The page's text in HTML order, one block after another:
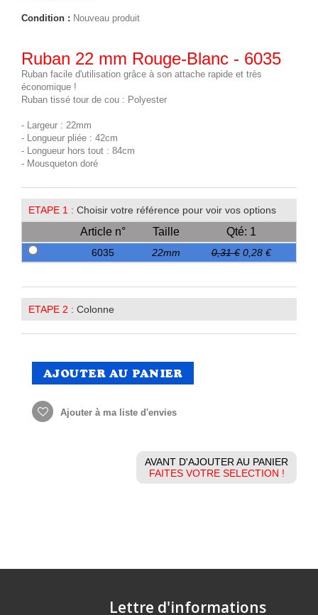
Condition : Nouveau produit
Ruban 22 mm Rouge-Blanc - 6035
Ruban facile d'utilisation grâce à son attache rapide et très
économique !
Ruban tissé tour de cou : Polyester
- Largeur : 22mm
- Longueur pliée : 42cm
- Longueur hors tout : 84cm
- Mousqueton doré
ETAPE 1 : Choisir votre référence pour voir vos options
Article n° Taille Qté: 1
6035 22mm 0,31 € 0,28 €
ETAPE 2 : Colonne
AJOUTER AU PANIER
Ajouter à ma liste d'envies
AVANT D'AJOUTER AU PANIER
FAITES VOTRE SELECTION !
Lettre d'informations